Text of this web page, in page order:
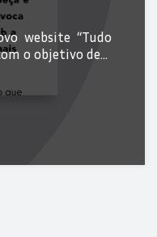
website “Tudo
o objetivo de…